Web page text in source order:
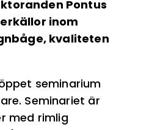
Pontus
inom
kvaliteten
seminarium
Seminariet är
med rimlig